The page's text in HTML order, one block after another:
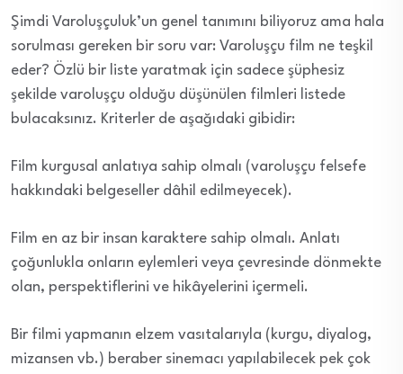
Şimdi Varoluşçuluk’un genel tanımını biliyoruz ama hala
sorulması gereken bir soru var: Varoluşçu film ne teşkil
eder? Özlü bir liste yaratmak için sadece şüphesiz
şekilde varoluşçu olduğu düşünülen filmleri listede
bulacaksınız. Kriterler de aşağıdaki gibidir:
Film kurgusal anlatıya sahip olmalı (varoluşçu felsefe
hakkındaki belgeseller dâhil edilmeyecek).
Film en az bir insan karaktere sahip olmalı. Anlatı
çoğunlukla onların eylemleri veya çevresinde dönmekte
olan, perspektiflerini ve hikâyelerini içermeli.
Bir filmi yapmanın elzem vasıtalarıyla (kurgu, diyalog,
mizansen vb.) beraber sinemacı yapılabilecek pek çok